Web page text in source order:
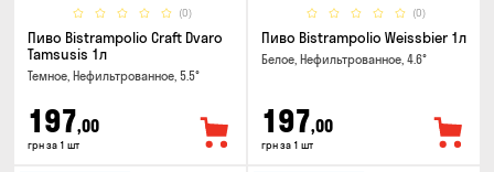
(0)
Пиво Bistrampolio Craft Dvaro
Tamsusis 1л
Темное, Нефильтрованное, 5.5°
197,00
грн за 1 шт
(0)
Пиво Bistrampolio Weissbier 1л
Белое, Нефильтрованное, 4.6°
197,00
грн за 1 шт